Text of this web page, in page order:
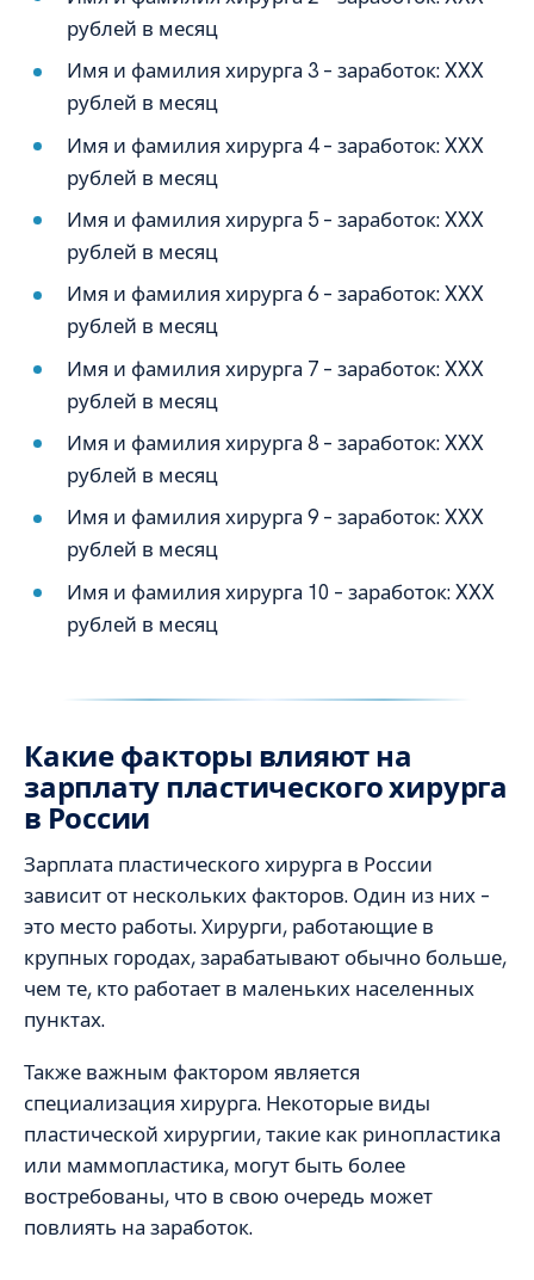
рублей в месяц
Имя и фамилия хирурга 3 – заработок: XXX
рублей в месяц
Имя и фамилия хирурга 4 – заработок: XXX
рублей в месяц
Имя и фамилия хирурга 5 – заработок: XXX
рублей в месяц
Имя и фамилия хирурга 6 – заработок: XXX
рублей в месяц
Имя и фамилия хирурга 7 – заработок: XXX
рублей в месяц
Имя и фамилия хирурга 8 – заработок: XXX
рублей в месяц
Имя и фамилия хирурга 9 – заработок: XXX
рублей в месяц
Имя и фамилия хирурга 10 – заработок: XXX
рублей в месяц
Какие факторы влияют на
зарплату пластического хирурга
в России
Зарплата пластического хирурга в России
зависит от нескольких факторов. Один из них –
это место работы. Хирурги, работающие в
крупных городах, зарабатывают обычно больше,
чем те, кто работает в маленьких населенных
пунктах.
Также важным фактором является
специализация хирурга. Некоторые виды
пластической хирургии, такие как ринопластика
или маммопластика, могут быть более
востребованы, что в свою очередь может
повлиять на заработок.